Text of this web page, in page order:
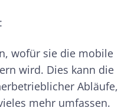
wofür sie die mobile
wird. Dies kann die
mehr umfassen.